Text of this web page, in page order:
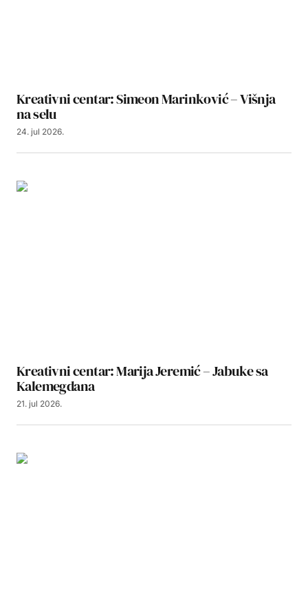
Kreativni centar: Simeon Marinković – Višnja
na selu
24. jul 2026.
Kreativni centar: Marija Jeremić – Jabuke sa
Kalemegdana
21. jul 2026.